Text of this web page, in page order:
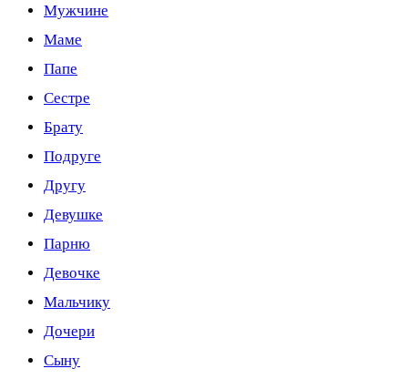
Мужчине
Маме
Папе
Сестре
Брату
Подруге
Другу
Девушке
Парню
Девочке
Мальчику
Дочери
Сыну